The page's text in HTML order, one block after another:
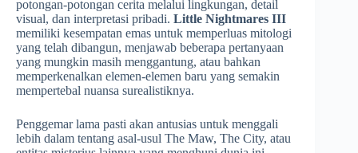
potongan-potongan cerita melalui lingkungan, detail
visual, dan interpretasi pribadi. Little Nightmares III
memiliki kesempatan emas untuk memperluas mitologi
yang telah dibangun, menjawab beberapa pertanyaan
yang mungkin masih menggantung, atau bahkan
memperkenalkan elemen-elemen baru yang semakin
mempertebal nuansa surealistiknya.
Penggemar lama pasti akan antusias untuk menggali
lebih dalam tentang asal-usul The Maw, The City, atau